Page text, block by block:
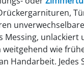
Messing, unlackiert
wie
Handarbeit. Jedes